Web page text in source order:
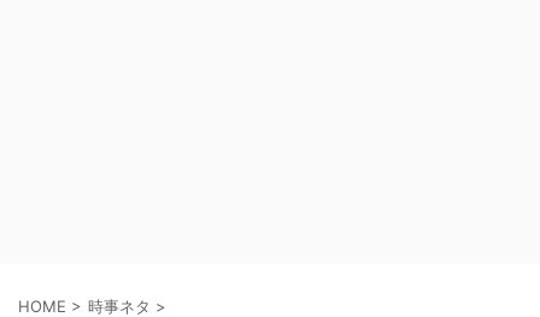
HOME > 時事ネタ >